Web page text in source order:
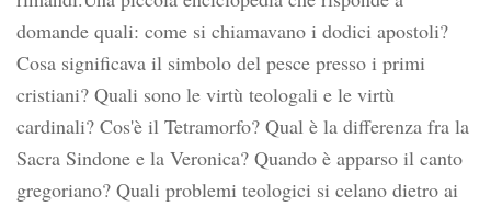
domande quali: come si chiamavano i dodici apostoli?
Cosa significava il simbolo del pesce presso i primi
cristiani? Quali sono le virtù teologali e le virtù
cardinali? Cos'è il Tetramorfo? Qual è la differenza fra la
Sacra Sindone e la Veronica? Quando è apparso il canto
gregoriano? Quali problemi teologici si celano dietro ai